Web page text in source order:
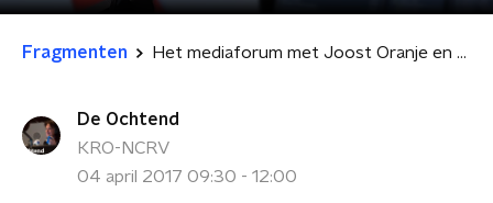
Fragmenten Het mediaforum met Joost Oranje en Ward Wijndelts
De Ochtend
KRO-NCRV
04 april 2017 09:30 - 12:00